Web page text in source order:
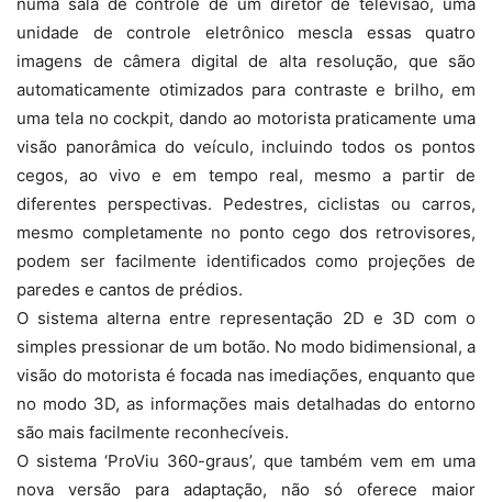
unidade de controle eletrônico mescla essas quatro
imagens de câmera digital de alta resolução, que são
automaticamente otimizados para contraste e brilho, em
uma tela no cockpit, dando ao motorista praticamente uma
visão panorâmica do veículo, incluindo todos os pontos
cegos, ao vivo e em tempo real, mesmo a partir de
diferentes perspectivas. Pedestres, ciclistas ou carros,
mesmo completamente no ponto cego dos retrovisores,
podem ser facilmente identificados como projeções de
paredes e cantos de prédios.
O sistema alterna entre representação 2D e 3D com o
simples pressionar de um botão. No modo bidimensional, a
visão do motorista é focada nas imediações, enquanto que
no modo 3D, as informações mais detalhadas do entorno
são mais facilmente reconhecíveis.
O sistema ‘ProViu 360-graus’, que também vem em uma
nova versão para adaptação, não só oferece maior